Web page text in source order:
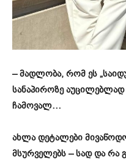
– მადლობა, რომ ეს
სანაპიროზე აუცილებლად
ჩამოვალ…
ახლა დეტალები
მსურველებს – სად და რა